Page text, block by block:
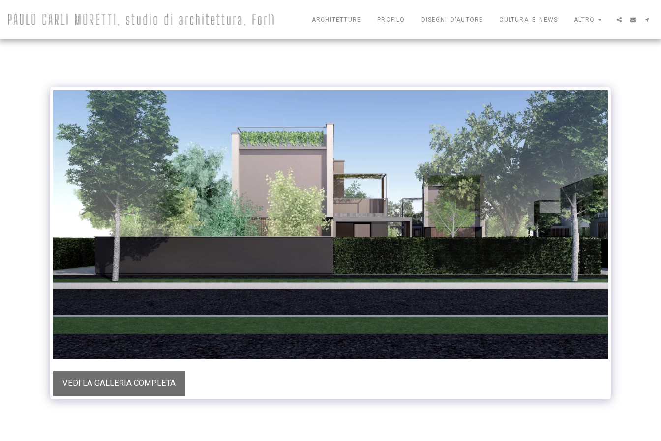
PAOLO CARLI MORETTI, studio di architettura, Forlì ARCHITETTURE PROFILO DISEGNI D'AUTORE CULTURA E NEWS ALTRO
VEDI LA GALLERIA COMPLETA